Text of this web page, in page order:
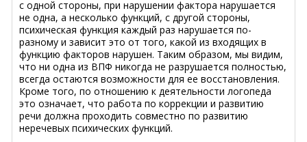
с одной стороны, при нарушении фактора нарушается
не одна, а несколько функций, с другой стороны,
психическая функция каждый раз нарушается по-
разному и зависит это от того, какой из входящих в
функцию факторов нарушен. Таким образом, мы видим,
что ни одна из ВПФ никогда не разрушается полностью,
всегда остаются возможности для ее восстановления.
Кроме того, по отношению к деятельности логопеда
это означает, что работа по коррекции и развитию
речи должна проходить совместно по развитию
неречевых психических функций.